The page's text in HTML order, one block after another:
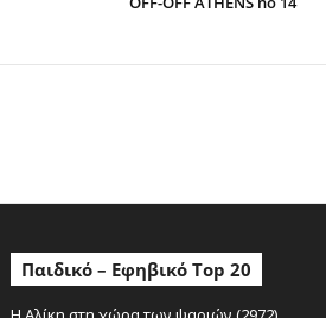
Παιδικό – Εφηβικό Top 20